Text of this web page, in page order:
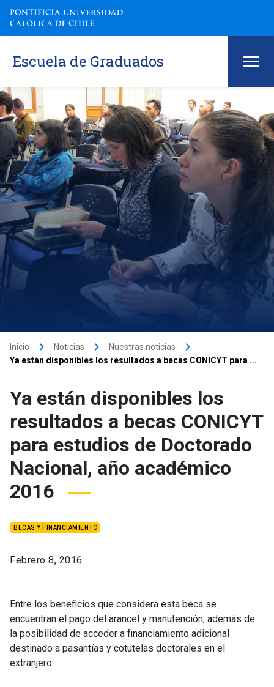
Escuela de Graduados
Inicio keyboard_arrow_right Noticias keyboard_arrow_right Nuestras noticias keyboard_arrow_right
Ya están disponibles los resultados a becas CONICYT para ...
Ya están disponibles los
resultados a becas CONICYT
para estudios de Doctorado
Nacional, año académico
2016
BECAS Y FINANCIAMIENTO
Febrero 8, 2016
Entre los beneficios que considera esta beca se
encuentran el pago del arancel y manutención, además de
la posibilidad de acceder a financiamiento adicional
destinado a pasantías y cotutelas doctorales en el
extranjero.